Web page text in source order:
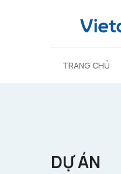
TRANG CHỦ
DỰ ÁN